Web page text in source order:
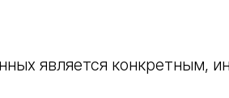
является конкретным,